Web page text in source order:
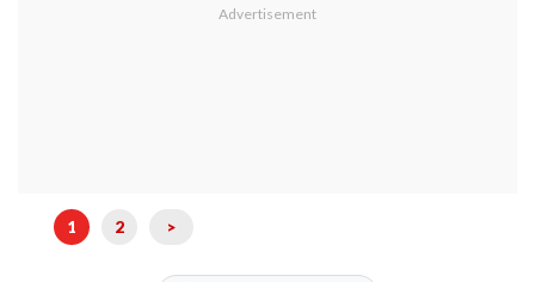
1 2 >